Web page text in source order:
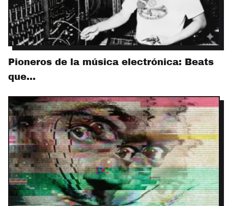
Pioneros de la música electrónica: Beats
que…